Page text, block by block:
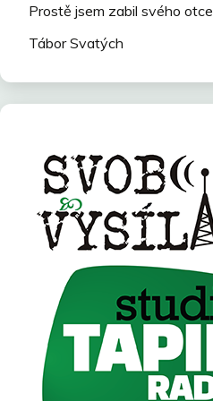
Prostě jsem zabil svého otce
Tábor Svatých